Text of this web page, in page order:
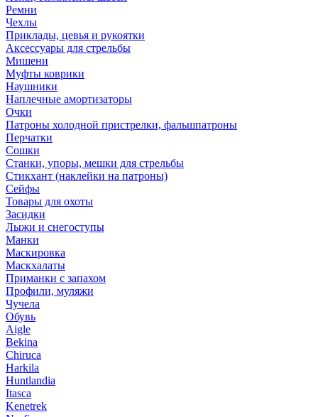
Ремни
Чехлы
Приклады, цевья и рукоятки
Аксессуары для стрельбы
Мишени
Муфты коврики
Наушники
Наплечные амортизаторы
Очки
Патроны холодной пристрелки, фальшпатроны
Перчатки
Сошки
Станки, упоры, мешки для стрельбы
Стикхант (наклейки на патроны)
Сейфы
Товары для охоты
Засидки
Лыжи и снегоступы
Манки
Маскировка
Маскхалаты
Приманки с запахом
Профили, муляжи
Чучела
Обувь
Aigle
Bekina
Chiruсa
Harkila
Huntlandia
Itasca
Kenetrek